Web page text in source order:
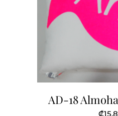
AD-18
₡